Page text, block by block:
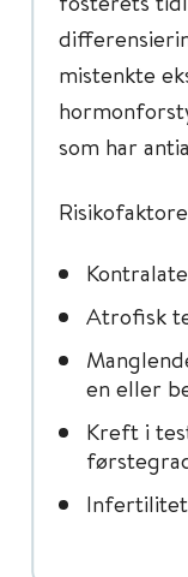
mistenkte
som har
Atrofisk
en eller
Kreft i
Infertilitet